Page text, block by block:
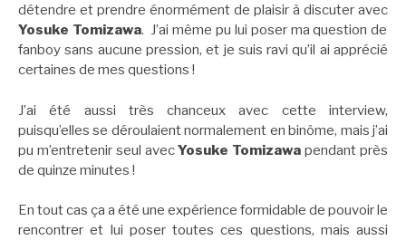
détendre et prendre énormément de plaisir à discuter avec
Yosuke Tomizawa. J’ai même pu lui poser ma question de
fanboy sans aucune pression, et je suis ravi qu’il ai apprécié
certaines de mes questions !
J’ai été aussi très chanceux avec cette interview,
puisqu’elles se déroulaient normalement en binôme, mais j’ai
pu m’entretenir seul avecYosuke Tomizawa pendant près
de quinze minutes !
En tout cas ça a été une expérience formidable de pouvoir le
rencontrer et lui poser toutes ces questions, mais aussi